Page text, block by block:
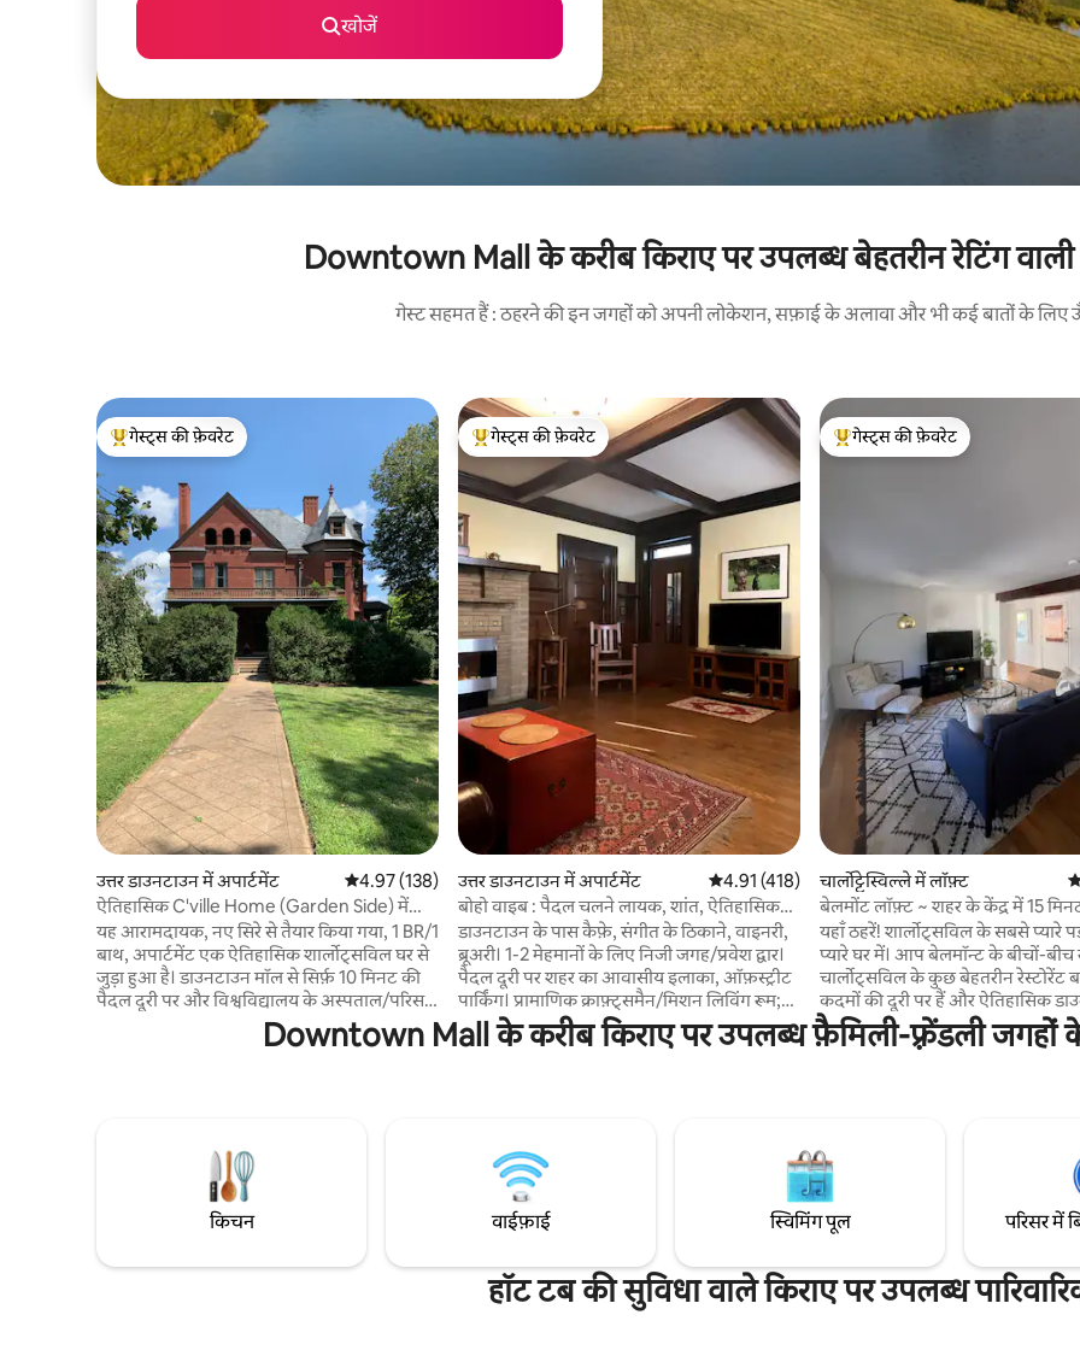
खोजें
Downtown Mall के करीब किराए पर उपलब्ध बेहतरीन रेटिंग
गेस्ट सहमत हैं : ठहरने की इन जगहों को अपनी लोकेशन, सफ़ाई के अलावा और भी कई बातों के लिए
गेस्ट्स का टॉप फ़ेवरेट
गेस्ट्स की फ़ेवरेट
उत्तर डाउनटाउन में अपार्टमेंट औसत रेटिंग 5 में से 4.97, 138 समीक्षाएँ
4.97 (138)
ऐतिहासिक C'ville Home (Garden Side) में
निजी अपार्टमेंट
यह आरामदायक, नए सिरे से तैयार किया गया, 1 BR/1
बाथ, अपार्टमेंट एक ऐतिहासिक शार्लोट्सविल घर से
जुड़ा हुआ है। डाउनटाउन मॉल से सिर्फ़ 10 मिनट की
पैदल दूरी पर और विश्वविद्यालय के अस्पताल/परिसर
के लिए एक छोटी ड्राइव के साथ, यह लोकेशन
C'ville के बीचों - बीच बसी हुई है। विशेष सुविधाओं
पत्थर के काउंटर और फ़ार्म सिंक, खूबसूरत नए टाइल
गेस्ट्स का टॉप फ़ेवरेट
गेस्ट्स की फ़ेवरेट
उत्तर डाउनटाउन में अपार्टमेंट औसत रेटिंग 5 में से 4.91, 418 समीक्षाएँ
4.91 (418)
बोहो वाइब : पैदल चलने लायक, शांत, ऐतिहासिक
डाउनटाउन
डाउनटाउन के पास कैफ़े, संगीत के ठिकाने, वाइनरी,
ब्रूअरी। 1-2 मेहमानों के लिए निजी जगह/प्रवेश द्वार।
पैदल दूरी पर शहर का आवासीय इलाका, ऑफ़स्ट्रीट
पार्किंग। प्रामाणिक क्राफ़्ट्समैन/मिशन लिविंग रूम;
टाइल वाला फायरप्लेस/इलेक्ट्रिक इंसर्ट, वाई-फ़ाई,
क्लॉ टब, अलग शॉवर, मिनी फ़्रिज, माइक्रोवेव, चाय,
प्लेसेज़ डिस्ट्रिक्ट में लिस्ट किया गया।
गेस्ट्स का टॉप फ़ेवरेट
गेस्ट्स की फ़ेवरेट
चार्लोट्टेस्विल्ले में लॉफ़्ट
बेलमोंट लॉफ़्ट ~ शहर के केंद्र में 15
दूरी पर, मुफ़्त पार्क
यहाँ ठहरें! शार्लोट्सविल के सबसे प्यारे पड़ोस के सबसे
प्यारे घर में। आप बेलमॉन्ट के बीचों-बीच रहेंगे, जहाँ से
चार्लोट्सविल के कुछ बेहतरीन रेस्टोरेंट
कदमों की दूरी पर हैं और ऐतिहासिक
मॉल, रेस्टोरेंट, दुकानें, कॉफ़ी, योगा और
कुछ ही ब्लॉक की दूरी पर हैं। 10 मिनट की पैदल दूरी
और लंबी पैदल यात्रा
Downtown Mall के करीब किराए पर उपलब्ध फ़ैमिली-फ़्रेंडली जगहों
किचन वाईफ़ाई स्विमिंग पूल परिसर में
हॉट टब की सुविधा वाले किराए पर उपलब्ध